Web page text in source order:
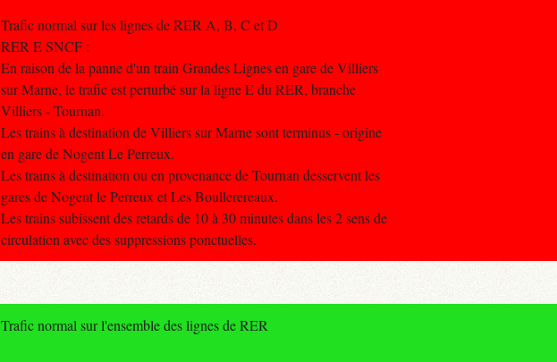
Trafic normal sur les lignes de RER A, B, C et D
RER E SNCF :
En raison de la panne d'un train Grandes Lignes en gare de Villiers
sur Marne, le trafic est perturbé sur la ligne E du RER, branche
Villiers - Tournan.
Les trains à destination de Villiers sur Marne sont terminus - origine
en gare de Nogent Le Perreux.
Les trains à destination ou en provenance de Tournan desservent les
gares de Nogent le Perreux et Les Boullerereaux.
Les trains subissent des retards de 10 à 30 minutes dans les 2 sens de
circulation avec des suppressions ponctuelles.
Trafic normal sur l'ensemble des lignes de RER